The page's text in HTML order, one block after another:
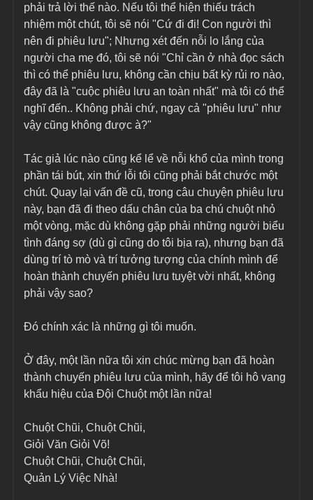
phải trả lời thế nào. Nếu tôi thể hiện thiếu trách
nhiệm một chút, tôi sẽ nói "Cứ đi đi! Con người thì
nên đi phiêu lưu"; Nhưng xét đến nỗi lo lắng của
người cha mẹ đó, tôi sẽ nói "Chỉ cần ở nhà đọc sách
thì có thể phiêu lưu, không cần chịu bất kỳ rủi ro nào,
đây đã là "cuộc phiêu lưu an toàn nhất" mà tôi có thể
nghĩ đến.. Không phải chứ, ngay cả "phiêu lưu" như
vậy cũng không được à?"
Tác giả lúc nào cũng kể lể về nỗi khổ của mình trong
phần tái bút, xin thứ lỗi tôi cũng phải bắt chước một
chút. Quay lại vấn đề cũ, trong câu chuyện phiêu lưu
này, bạn đã đi theo dấu chân của ba chú chuột nhỏ
một vòng, mặc dù không gặp phải những người biểu
tình đáng sợ (dù gì cũng do tôi bịa ra), nhưng bạn đã
dùng trí tò mò và trí tưởng tượng của chính mình để
hoàn thành chuyến phiêu lưu tuyệt vời nhất, không
phải vậy sao?
Đó chính xác là những gì tôi muốn.
Ở đây, một lần nữa tôi xin chúc mừng bạn đã hoàn
thành chuyến phiêu lưu của mình, hãy để tôi hô vang
khẩu hiệu của Đội Chuột một lần nữa!
Chuột Chũi, Chuột Chũi,
Giỏi Văn Giỏi Võ!
Chuột Chũi, Chuột Chũi,
Quản Lý Việc Nhà!